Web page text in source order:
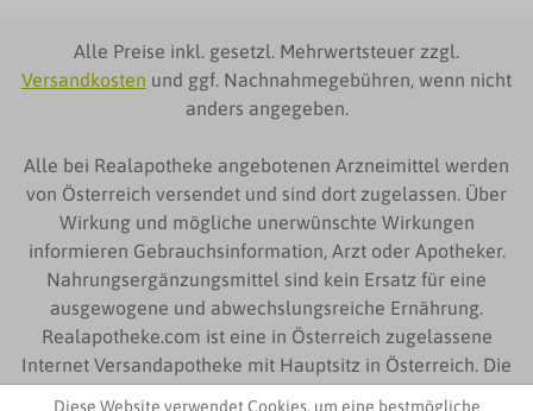
Alle Preise inkl. gesetzl. Mehrwertsteuer zzgl.
Versandkosten und ggf. Nachnahmegebühren, wenn nicht
anders angegeben.
Alle bei Realapotheke angebotenen Arzneimittel werden
von Österreich versendet und sind dort zugelassen. Über
Wirkung und mögliche unerwünschte Wirkungen
informieren Gebrauchsinformation, Arzt oder Apotheker.
Nahrungsergänzungsmittel sind kein Ersatz für eine
ausgewogene und abwechslungsreiche Ernährung.
Realapotheke.com ist eine in Österreich zugelassene
Internet Versandapotheke mit Hauptsitz in Österreich. Die
Diese Website verwendet Cookies, um eine bestmögliche